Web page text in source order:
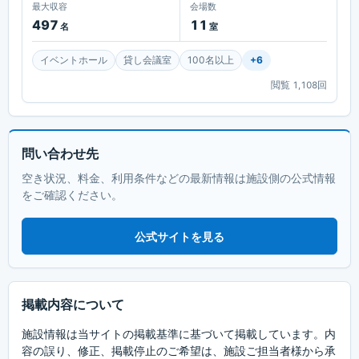
最大収容
497 名
会場数
11 室
イベントホール 貸し会議室 100名以上 +6
閲覧 1,108回
問い合わせ先
空き状況、料金、利用条件などの最新情報は施設側の公式情報
をご確認ください。
公式サイトを見る
掲載内容について
施設情報は当サイトの掲載基準に基づいて掲載しています。内
容の誤り、修正、掲載停止のご希望は、施設ご担当者様から承